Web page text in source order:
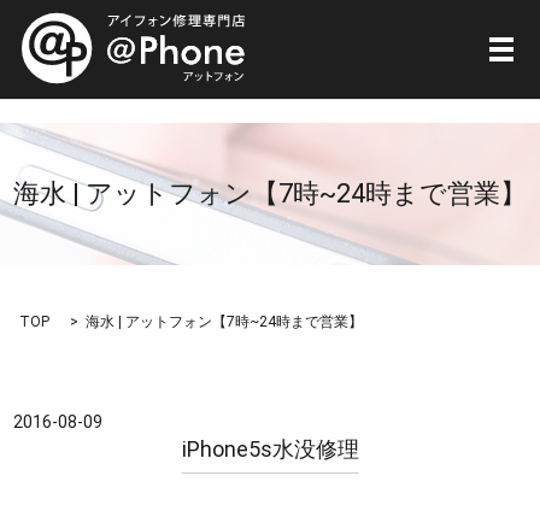
メ
海水 | アットフォン【7時~24時まで営業】
TOP 海水 | アットフォン【7時~24時まで営業】
2016-08-09
iPhone5s水没修理